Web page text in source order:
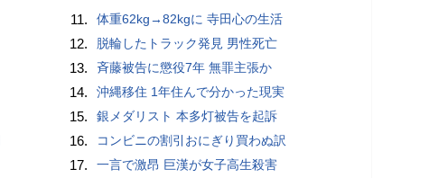
11. 体重62kg→82kgに 寺田心の生活
12. 脱輪したトラック発見 男性死亡
13. 斉藤被告に懲役7年 無罪主張か
14. 沖縄移住 1年住んで分かった現実
15. 銀メダリスト 本多灯被告を起訴
16. コンビニの割引おにぎり買わぬ訳
17. 一言で激昂 巨漢が女子高生殺害